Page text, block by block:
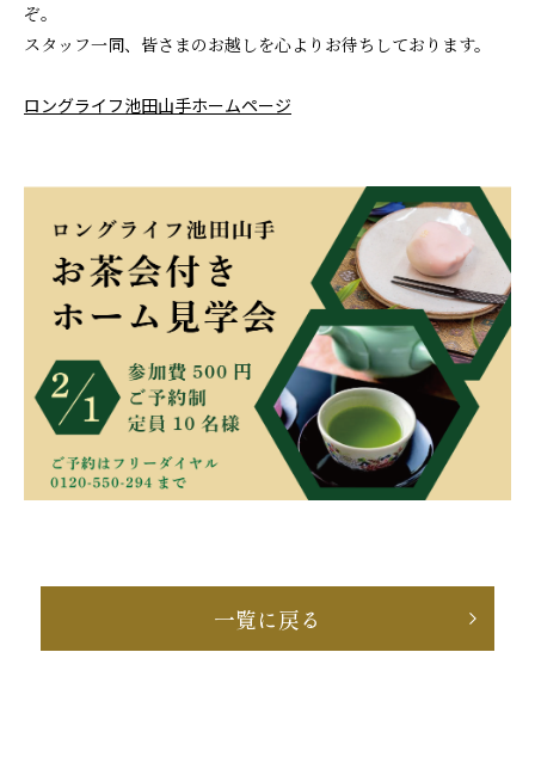
ぞ。
スタッフ一同、皆さまのお越しを心よりお待ちしております。
ロングライフ池田山手ホームページ
一覧に戻る